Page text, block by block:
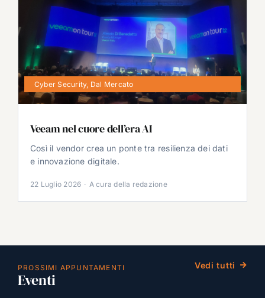
Cyber Security, Dal Mercato
Veeam nel cuore dell’era AI
Così il vendor crea un ponte tra resilienza dei dati
e innovazione digitale.
22 Luglio 2026 · A cura della redazione
PROSSIMI APPUNTAMENTI
Eventi
Vedi tutti